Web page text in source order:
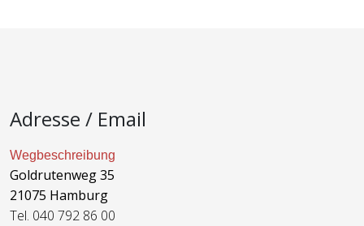
Adresse / Email
Wegbeschreibung
Goldrutenweg 35
21075 Hamburg
Tel. 040 792 86 00